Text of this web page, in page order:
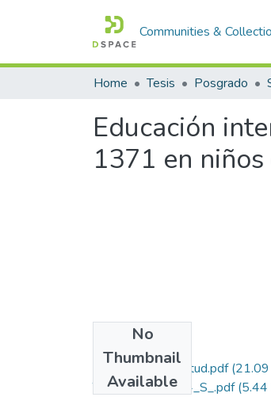
Communities &
Home Tesis Posgrado
Educación
1371 en
No
Thumbnail
Available
Grado de Similitud.pdf(21.09
T036_45154054_S_.pdf(5.44